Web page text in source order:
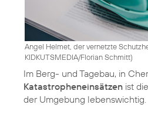
Angel Helmet, der vernetzte
KIDKUTSMEDIA/Florian Schmitt)
Im Berg- und Tagebau, in
Katastropheneinsätzen ist
der Umgebung lebenswichtig.